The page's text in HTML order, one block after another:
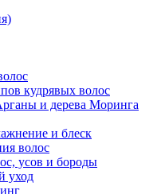
кудрявых волос
и дерева Моринга
и блеск
волос
усов и бороды
уход